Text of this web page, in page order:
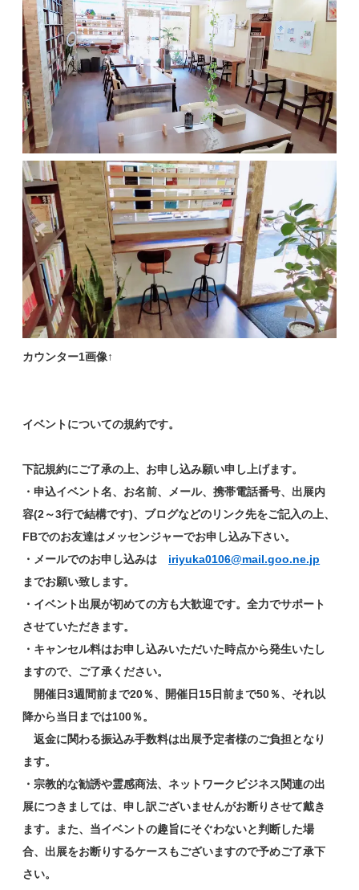
カウンター1画像↑
イベントについての規約です。
下記規約にご了承の上、お申し込み願い申し上げます。
・申込イベント名、お名前、メール、携帯電話番号、出展内
容(2～3行で結構です)、ブログなどのリンク先をご記入の上、
FBでのお友達はメッセンジャーでお申し込み下さい。
・メールでのお申し込みは iriyuka0106@mail.goo.ne.jp
までお願い致します。
・イベント出展が初めての方も大歓迎です。全力でサポート
させていただきます。
・キャンセル料はお申し込みいただいた時点から発生いたし
ますので、ご了承ください。
開催日3週間前まで20％、開催日15日前まで50％、それ以
降から当日までは100％。
返金に関わる振込み手数料は出展予定者様のご負担となり
ます。
・宗教的な勧誘や霊感商法、ネットワークビジネス関連の出
展につきましては、申し訳ございませんがお断りさせて戴き
ます。また、当イベントの趣旨にそぐわないと判断した場
合、出展をお断りするケースもございますので予めご了承下
さい。